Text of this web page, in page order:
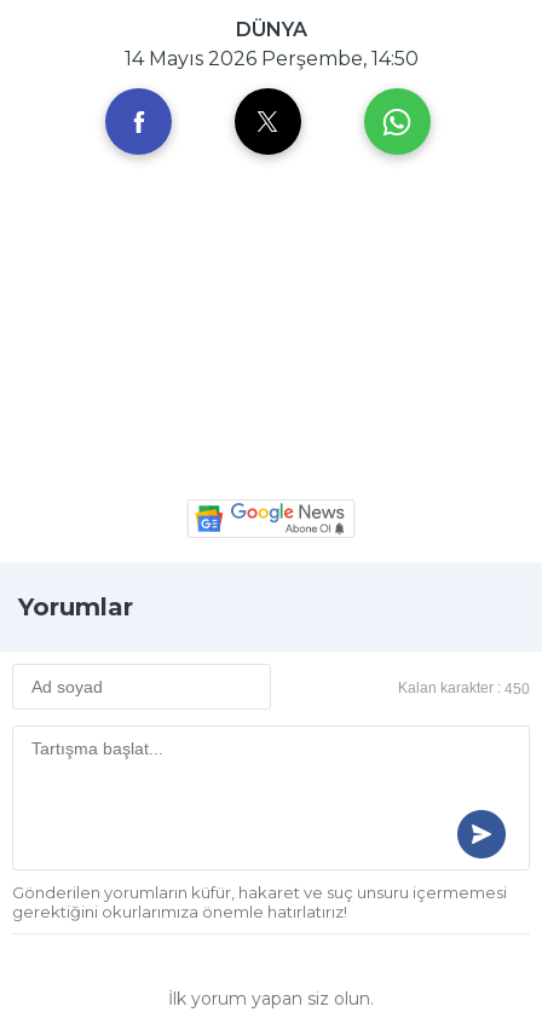
DÜNYA
14 Mayıs 2026 Perşembe, 14:50
Yorumlar
Kalan karakter : 450
Gönderilen yorumların küfür, hakaret ve suç unsuru içermemesi
gerektiğini okurlarımıza önemle hatırlatırız!
İlk yorum yapan siz olun.